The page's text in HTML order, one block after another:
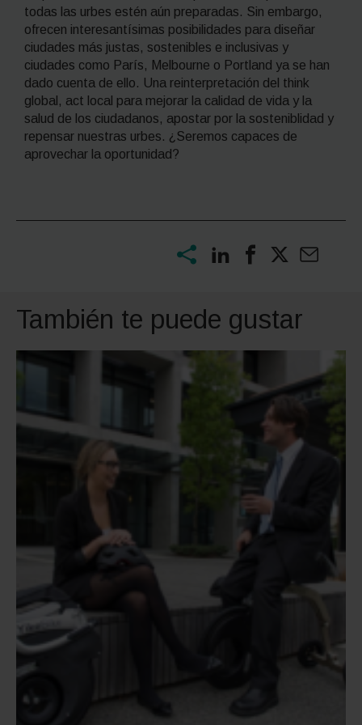
todas las urbes estén aún preparadas. Sin embargo,
ofrecen interesantísimas posibilidades para diseñar
ciudades más justas, sostenibles e inclusivas y
ciudades como París, Melbourne o Portland ya se han
dado cuenta de ello. Una reinterpretación del think
global, act local para mejorar la calidad de vida y la
salud de los ciudadanos, apostar por la sosteniblidad y
repensar nuestras urbes. ¿Seremos capaces de
aprovechar la oportunidad?
También te puede gustar